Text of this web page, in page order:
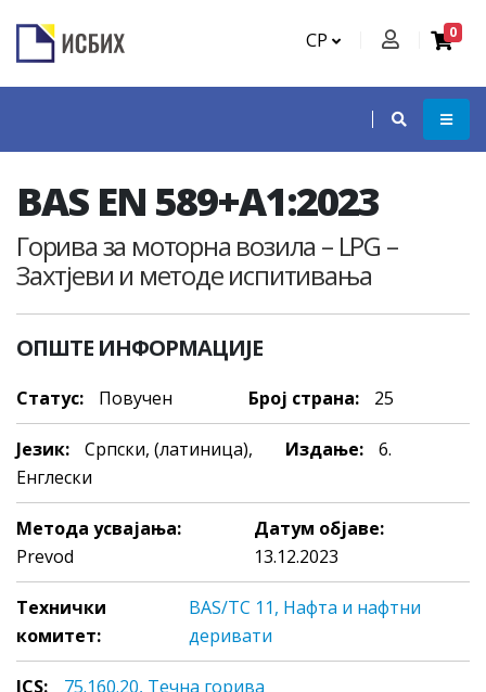
СР 0
BAS EN 589+A1:2023
Горива за моторна возила – LPG –
Захтјеви и методе испитивања
ОПШТЕ ИНФОРМАЦИЈЕ
Статус: Повучен Број страна: 25
Језик:
Српски, (латиница),
Енглески
Издање: 6.
Метода усвајања:
Prevod
Датум објаве:
13.12.2023
Технички
комитет:
BAS/TC 11, Нафта и нафтни
деривати
ICS: 75.160.20, Teчнa гoривa